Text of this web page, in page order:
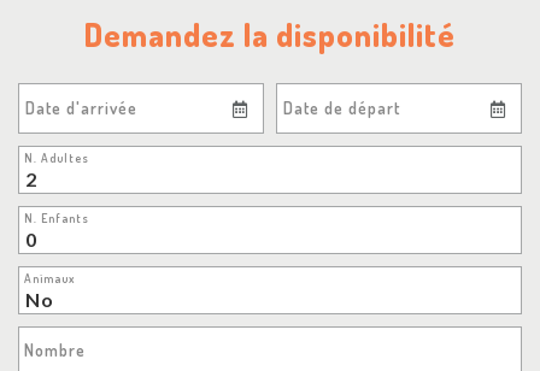
Demandez la disponibilité
Date d'arrivée Date de départ
N. Adultes
N. Enfants
Animaux
Nombre